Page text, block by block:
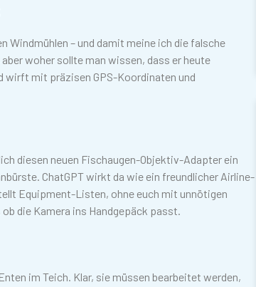
Windmühlen – und damit meine ich die falsche
woher sollte man wissen, dass er heute
wirft mit präzisen GPS-Koordinaten und
diesen neuen Fischaugen-Objektiv-Adapter ein
ChatGPT wirkt da wie ein freundlicher Airline-
Equipment-Listen, ohne euch mit unnötigen
die Kamera ins Handgepäck passt.
im Teich. Klar, sie müssen bearbeitet werden,